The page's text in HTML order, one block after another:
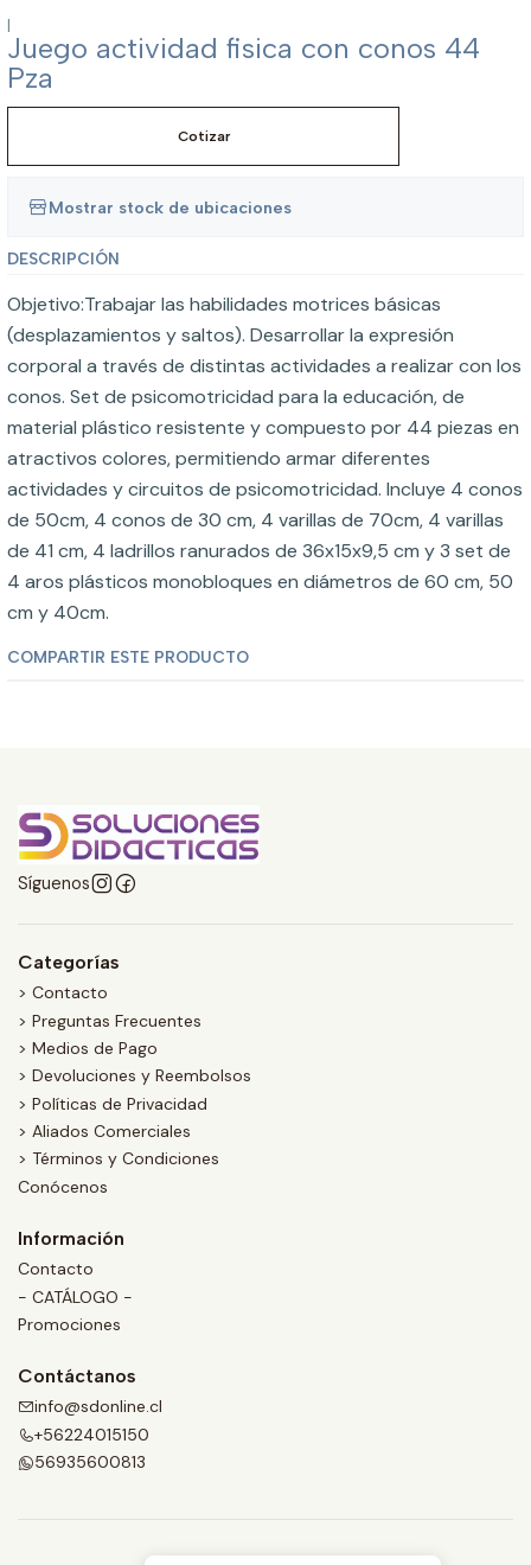
|
Juego actividad fisica con conos 44
Pza
Cotizar
Mostrar stock de ubicaciones
DESCRIPCIÓN
Objetivo:Trabajar las habilidades motrices básicas
(desplazamientos y saltos). Desarrollar la expresión
corporal a través de distintas actividades a realizar con los
conos. Set de psicomotricidad para la educación, de
material plástico resistente y compuesto por 44 piezas en
atractivos colores, permitiendo armar diferentes
actividades y circuitos de psicomotricidad. Incluye 4 conos
de 50cm, 4 conos de 30 cm, 4 varillas de 70cm, 4 varillas
de 41 cm, 4 ladrillos ranurados de 36x15x9,5 cm y 3 set de
4 aros plásticos monobloques en diámetros de 60 cm, 50
cm y 40cm.
COMPARTIR ESTE PRODUCTO
Síguenos
Categorías
> Contacto
> Preguntas Frecuentes
> Medios de Pago
> Devoluciones y Reembolsos
> Políticas de Privacidad
> Aliados Comerciales
> Términos y Condiciones
Conócenos
Información
Contacto
- CATÁLOGO -
Promociones
Contáctanos
info@sdonline.cl
+56224015150
56935600813